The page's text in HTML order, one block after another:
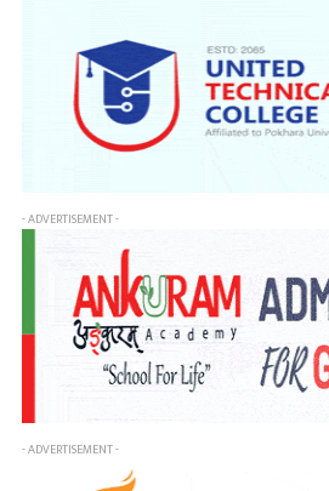
- ADVERTISEMENT -
- ADVERTISEMENT -